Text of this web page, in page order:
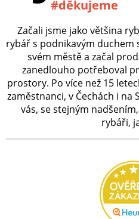
#děkujeme
Začali jsme jako většina
rybář s podnikavým duchem
svém městě a začal
zanedlouho potřeboval
prostory. Po více než 15
zaměstnanci, v Čechách i na
vás, se stejným
rybáři,